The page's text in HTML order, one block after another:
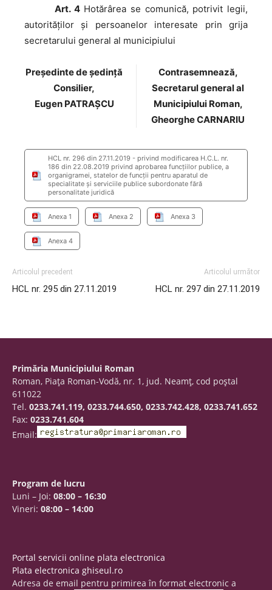
Art. 4Hotărârea se comunică, potrivit legii,
autorităţilor şi persoanelor interesate prin grija
secretarului general al municipiului
Preşedinte de şedinţă
Consilier,
Eugen PATRAȘCU
Contrasemnează,
Secretarul general al
Municipiului Roman,
Gheorghe CARNARIU
HCL nr. 296 din 27.11.2019 - privind modificarea H.C.L. nr.
186 din 22.08.2019 privind aprobarea funcţiilor publice, a
organigramei, statelor de funcţii pentru aparatul de
specialitate şi serviciile publice subordonate fără
personalitate juridică
Anexa 1 Anexa 2 Anexa 3
Anexa 4
Articolul precedent
HCL nr. 295 din 27.11.2019
Articolul următor
HCL nr. 297 din 27.11.2019
Primăria Municipiului Roman
Roman, Piaţa Roman-Vodă, nr. 1, jud. Neamţ, cod poştal
611022
Tel. 0233.741.119, 0233.744.650, 0233.742.428, 0233.741.652
Fax: 0233.741.604
Email:
Program de lucru
Luni – Joi: 08:00 – 16:30
Vineri: 08:00 – 14:00
Portal servicii online plata electronica
Plata electronica ghiseul.ro
Adresa de email pentru primirea în format electronic a